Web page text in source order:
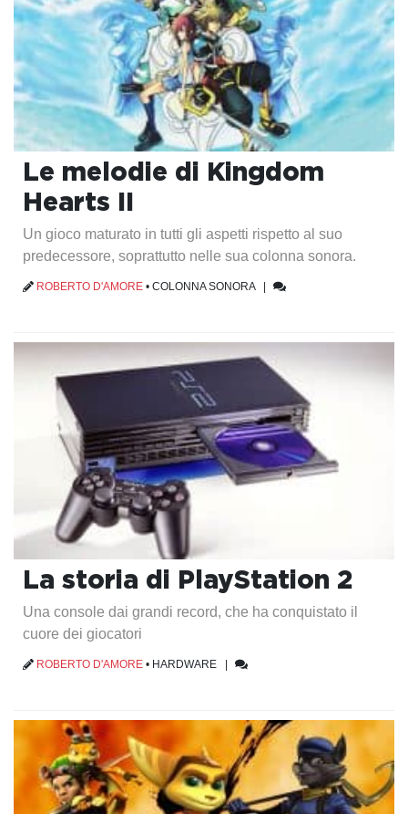
Le melodie di Kingdom
Hearts II
Un gioco maturato in tutti gli aspetti rispetto al suo
predecessore, soprattutto nelle sua colonna sonora.
ROBERTO D'AMORE • COLONNA SONORA|
La storia di PlayStation 2
Una console dai grandi record, che ha conquistato il
cuore dei giocatori
ROBERTO D'AMORE • HARDWARE